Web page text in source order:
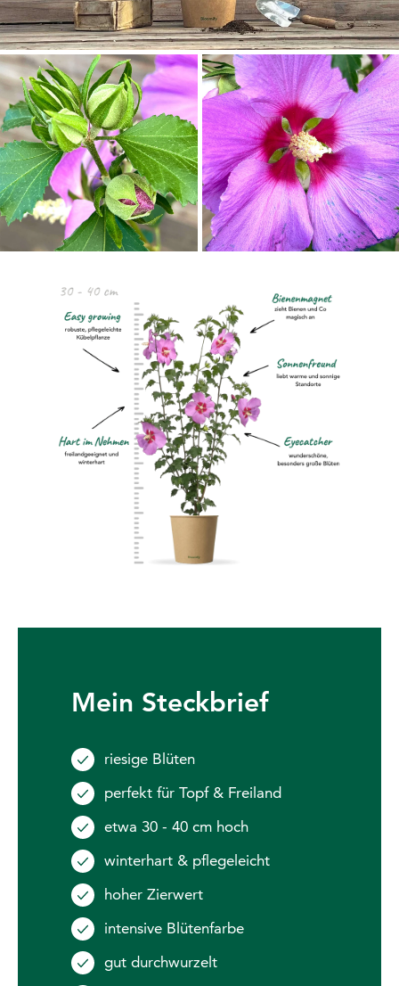
Mein Steckbrief
riesige Blüten
perfekt für Topf & Freiland
etwa 30 - 40 cm hoch
winterhart & pflegeleicht
hoher Zierwert
intensive Blütenfarbe
gut durchwurzelt